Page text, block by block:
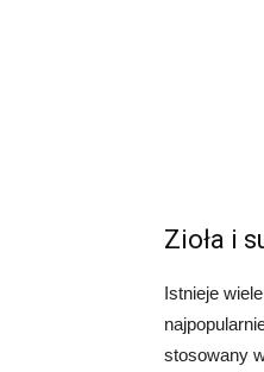
Zioła i
Istnieje
stosowany